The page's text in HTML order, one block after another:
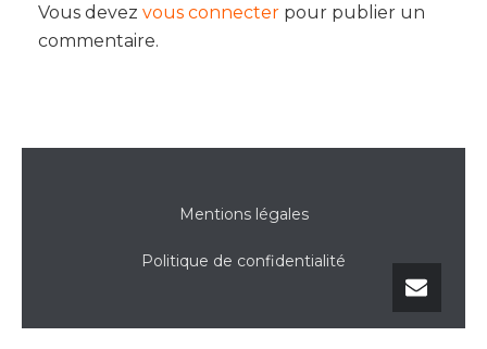
Vous devez vous connecter pour publier un
commentaire.
Mentions légales
Politique de confidentialité